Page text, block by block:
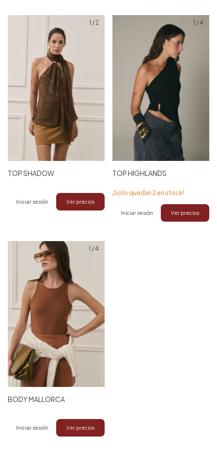
1 /2
TOP SHADOW
Iniciar sesión Ver precios
1 /4
TOP HIGHLANDS
¡Solo quedan 2 en stock!
Iniciar sesión Ver precios
1 /4
BODY MALLORCA
Iniciar sesión Ver precios